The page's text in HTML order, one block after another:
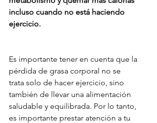
incluso cuando no está haciendo
ejercicio.
Es importante tener en cuenta que la
pérdida de grasa corporal no se
trata solo de hacer ejercicio, sino
también de llevar una alimentación
saludable y equilibrada. Por lo tanto,
es importante prestar atención a tu